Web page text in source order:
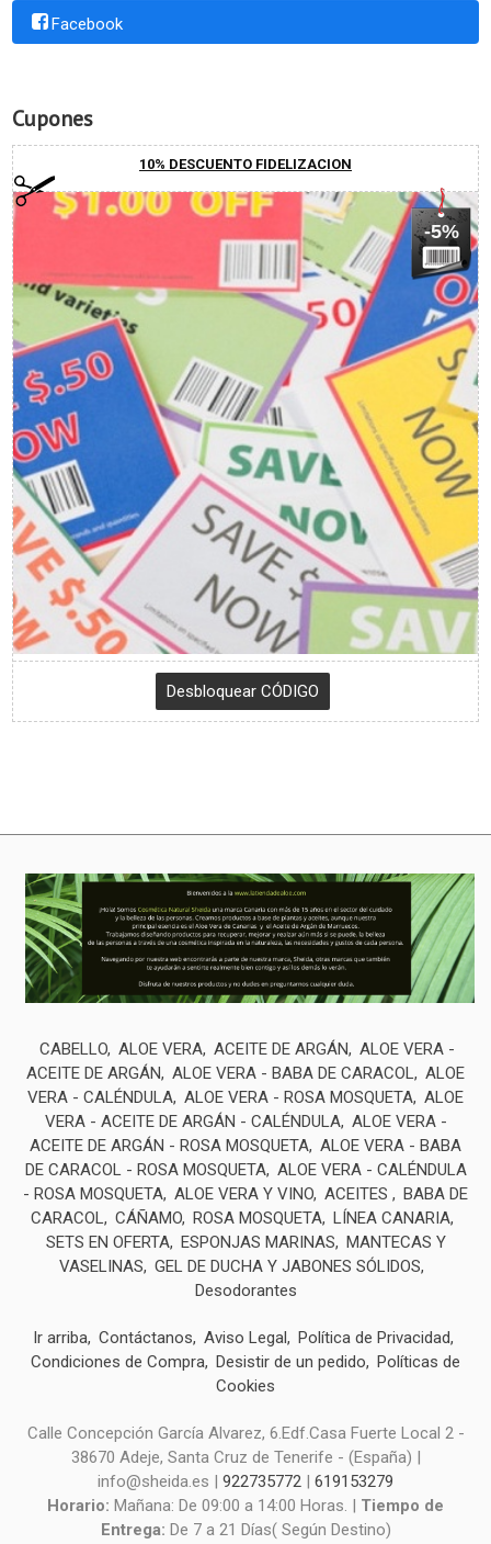
Facebook
Cupones
10% DESCUENTO FIDELIZACION
-5%
CABELLO ALOE VERA ACEITE DE ARGÁN
ALOE VERA -
ACEITE DE ARGÁN
ALOE VERA - BABA DE CARACOL ALOE
VERA - CALÉNDULA ALOE VERA - ROSA MOSQUETA ALOE
VERA - ACEITE DE ARGÁN - CALÉNDULA ALOE VERA -
ACEITE DE ARGÁN - ROSA MOSQUETA ALOE VERA - BABA
DE CARACOL - ROSA MOSQUETA ALOE VERA - CALÉNDULA
- ROSA MOSQUETA ALOE VERA Y VINO ACEITES
BABA DE
CARACOL CÁÑAMO ROSA MOSQUETA
LÍNEA CANARIA
SETS EN OFERTA
ESPONJAS MARINAS
MANTECAS Y
VASELINAS
GEL DE DUCHA Y JABONES SÓLIDOS
Desodorantes
Ir arriba Contáctanos Aviso Legal
Política de Privacidad
Condiciones de Compra
Desistir de un pedido
Políticas de
Cookies
Calle Concepción García Alvarez, 6.Edf.Casa Fuerte Local 2 -
38670 Adeje, Santa Cruz de Tenerife - (España) |
info@sheida.es | 922735772
619153279
Horario: Mañana: De 09:00 a 14:00 Horas. | Tiempo de
Entrega: De 7 a 21 Días( Según Destino)